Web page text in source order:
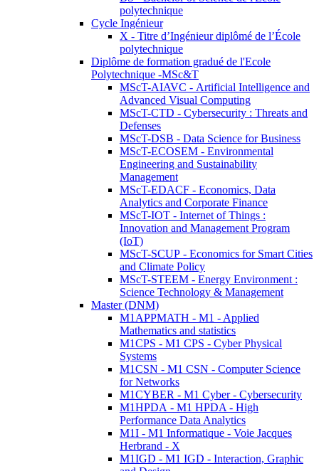
polytechnique
Cycle Ingénieur
X - Titre d’Ingénieur diplômé de l’École
polytechnique
Diplôme de formation gradué de l'Ecole
Polytechnique -MSc&T
MScT-AIAVC - Artificial Intelligence and
Advanced Visual Computing
MScT-CTD - Cybersecurity : Threats and
Defenses
MScT-DSB - Data Science for Business
MScT-ECOSEM - Environmental
Engineering and Sustainability
Management
MScT-EDACF - Economics, Data
Analytics and Corporate Finance
MScT-IOT - Internet of Things :
Innovation and Management Program
(IoT)
MScT-SCUP - Economics for Smart Cities
and Climate Policy
MScT-STEEM - Energy Environment :
Science Technology & Management
Master (DNM)
M1APPMATH - M1 - Applied
Mathematics and statistics
M1CPS - M1 CPS - Cyber Physical
Systems
M1CSN - M1 CSN - Computer Science
for Networks
M1CYBER - M1 Cyber - Cybersecurity
M1HPDA - M1 HPDA - High
Performance Data Analytics
M1I - M1 Informatique - Voie Jacques
Herbrand - X
M1IGD - M1 IGD - Interaction, Graphic